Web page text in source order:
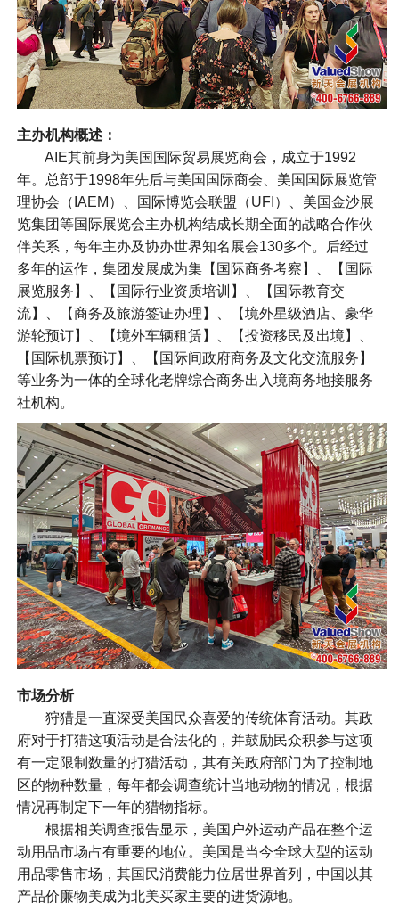
主办机构概述：
AIE其前身为美国国际贸易展览商会，成立于1992
年。总部于1998年先后与美国国际商会、美国国际展览管
理协会（IAEM）、国际博览会联盟（UFI）、美国金沙展
览集团等国际展览会主办机构结成长期全面的战略合作伙
伴关系，每年主办及协办世界知名展会130多个。后经过
多年的运作，集团发展成为集【国际商务考察】、【国际
展览服务】、【国际行业资质培训】、【国际教育交
流】、【商务及旅游签证办理】、【境外星级酒店、豪华
游轮预订】、【境外车辆租赁】、【投资移民及出境】、
【国际机票预订】、【国际间政府商务及文化交流服务】
等业务为一体的全球化老牌综合商务出入境商务地接服务
社机构。
市场分析
狩猎是一直深受美国民众喜爱的传统体育活动。其政
府对于打猎这项活动是合法化的，并鼓励民众积参与这项
有一定限制数量的打猎活动，其有关政府部门为了控制地
区的物种数量，每年都会调查统计当地动物的情况，根据
情况再制定下一年的猎物指标。
根据相关调查报告显示，美国户外运动产品在整个运
动用品市场占有重要的地位。美国是当今全球大型的运动
用品零售市场，其国民消费能力位居世界首列，中国以其
产品价廉物美成为北美买家主要的进货源地。